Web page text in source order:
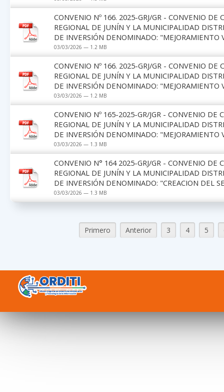
CONVENIO Nº 166. 2025-GRJ/GR - CONVENIO
REGIONAL DE JUNÍN Y LA MUNICIPALIDAD
DE INVERSIÓN DENOMINADO: "MEJORAMIENTO
03/03/2026 — 1.2 MB
CONVENIO Nº 166. 2025-GRJ/GR - CONVENIO
REGIONAL DE JUNÍN Y LA MUNICIPALIDAD
DE INVERSIÓN DENOMINADO: "MEJORAMIENTO
03/03/2026 — 1.2 MB
CONVENIO Nº 165-2025-GR/JGR - CONVENIO DE
REGIONAL DE JUNÍN Y LA MUNICIPALIDAD
DE INVERSIÓN DENOMINADO: "MEJORAMIENTO
03/03/2026 — 1.3 MB
CONVENIO N° 164 2025-GRJ/GR - CONVENIO DE
REGIONAL DE JUNÍN Y LA MUNICIPALIDAD
DE INVERSIÓN DENOMINADO: "CREACION DEL
03/03/2026 — 1.3 MB
Primero Anterior 3 4 5